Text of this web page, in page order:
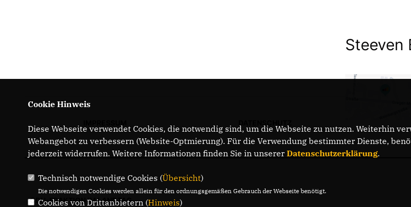
Steeven
CDU-FRAKTION IM LANDTAG
Cookie Hinweis
Diese Webseite verwendet Cookies, die notwendig sind, um die Webseite zu nutzen. Weiterhin
Webangebot zu verbessern (Website-Optmierung). Für die Verwendung bestimmter Dienste,
jederzeit widerrufen. Weitere Informationen finden Sie in unserer Datenschutzerklärung.
Technisch notwendige Cookies (Übersicht)
Die notwendigen Cookies werden allein für den ordnungsgemäßen Gebrauch der Webseite benötigt.
Cookies von Drittanbietern (Hinweis)